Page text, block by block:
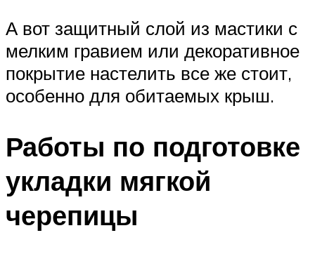
А вот защитный слой из мастики с
мелким гравием или декоративное
покрытие настелить все же стоит,
особенно для обитаемых крыш.
Работы по подготовке
укладки мягкой
черепицы